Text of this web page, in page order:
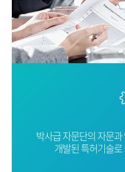
박사급 자문단의 자문
개발된 특허기술로